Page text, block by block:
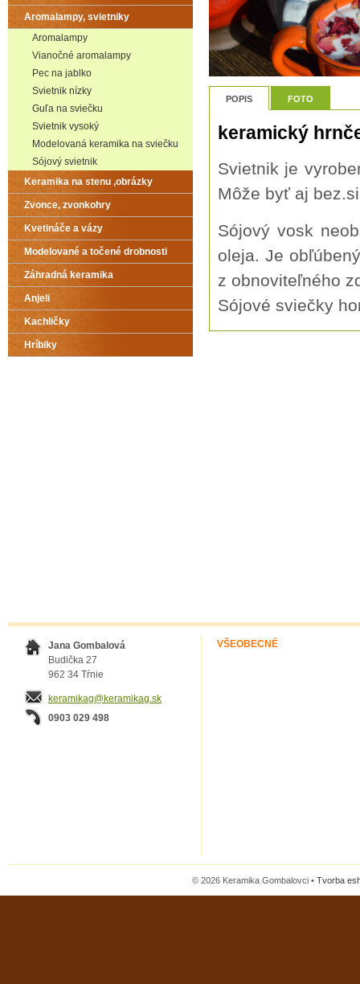
POPIS FOTO
keramický
Svietnik je
Môže byť aj
Sójový vosk
oleja. Je
z obnoviteľného
Sójové sviečky
Aromalampy, svietniky
Aromalampy
Vianočné aromalampy
Pec na jablko
Svietnik nízky
Guľa na sviečku
Svietnik vysoký
Modelovaná keramika na sviečku
Sójový svietnik
Keramika na stenu ,obrázky
Zvonce, zvonkohry
Kvetináče a vázy
Modelované a točené drobnosti
Záhradná keramika
Anjeli
Kachličky
Hríbiky
Jana Gombalová
Budička 27
962 34 Tŕnie
keramikag@keramikag.sk
0903 029 498
VŠEOBECNÉ
© 2026 Keramika Gombalovci • Tvorba